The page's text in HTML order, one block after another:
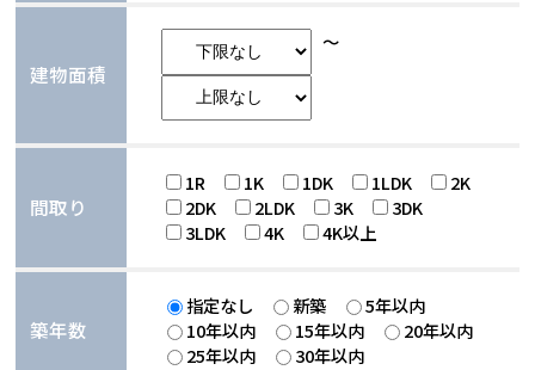
建物面積
～
間取り
1R 1K 1DK 1LDK
2K
2DK
2LDK 3K
3DK
3LDK
4K 4K以上
築年数
指定なし 新築
5年以内
10年以内
15年以内
20年以内
25年以内
30年以内